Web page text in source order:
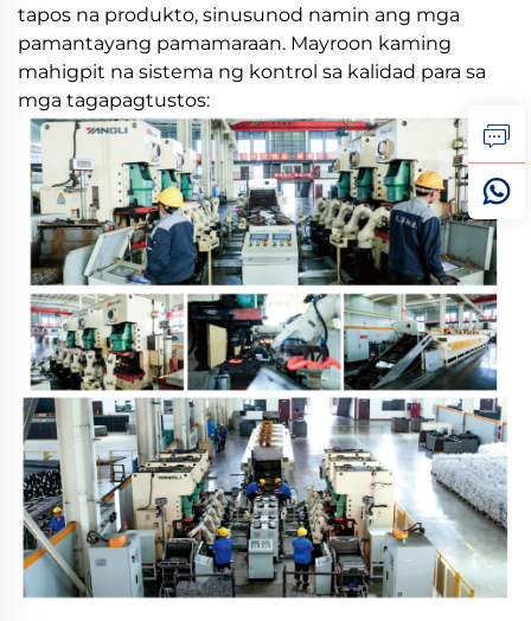
tapos na produkto, sinusunod namin ang mga
pamantayang pamamaraan. Mayroon kaming
mahigpit na sistema ng kontrol sa kalidad para sa
mga tagapagtustos: